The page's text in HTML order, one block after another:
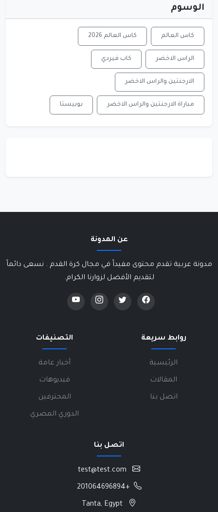
الوسوم
كاس العالم كاس العالم 2026
الراس الاخضر كاب فيردي
الارجنتين والراس الاخضر
مباراة الارجنتين والراس الاخضر بوبيستا
عن المدونة
مدونة عربية تقدم محتوى مفيداً في مجال كرة القدم . نسعى دائماً
لتقديم الأفضل لزوارنا الكرام.
روابط سريعة
الرئيسية
المقالات
اتصل بنا
التصنيفات
أخبار عامة
فيديوهات
المحترفين
الدوري المصري
اتصل بنا
+201064696894